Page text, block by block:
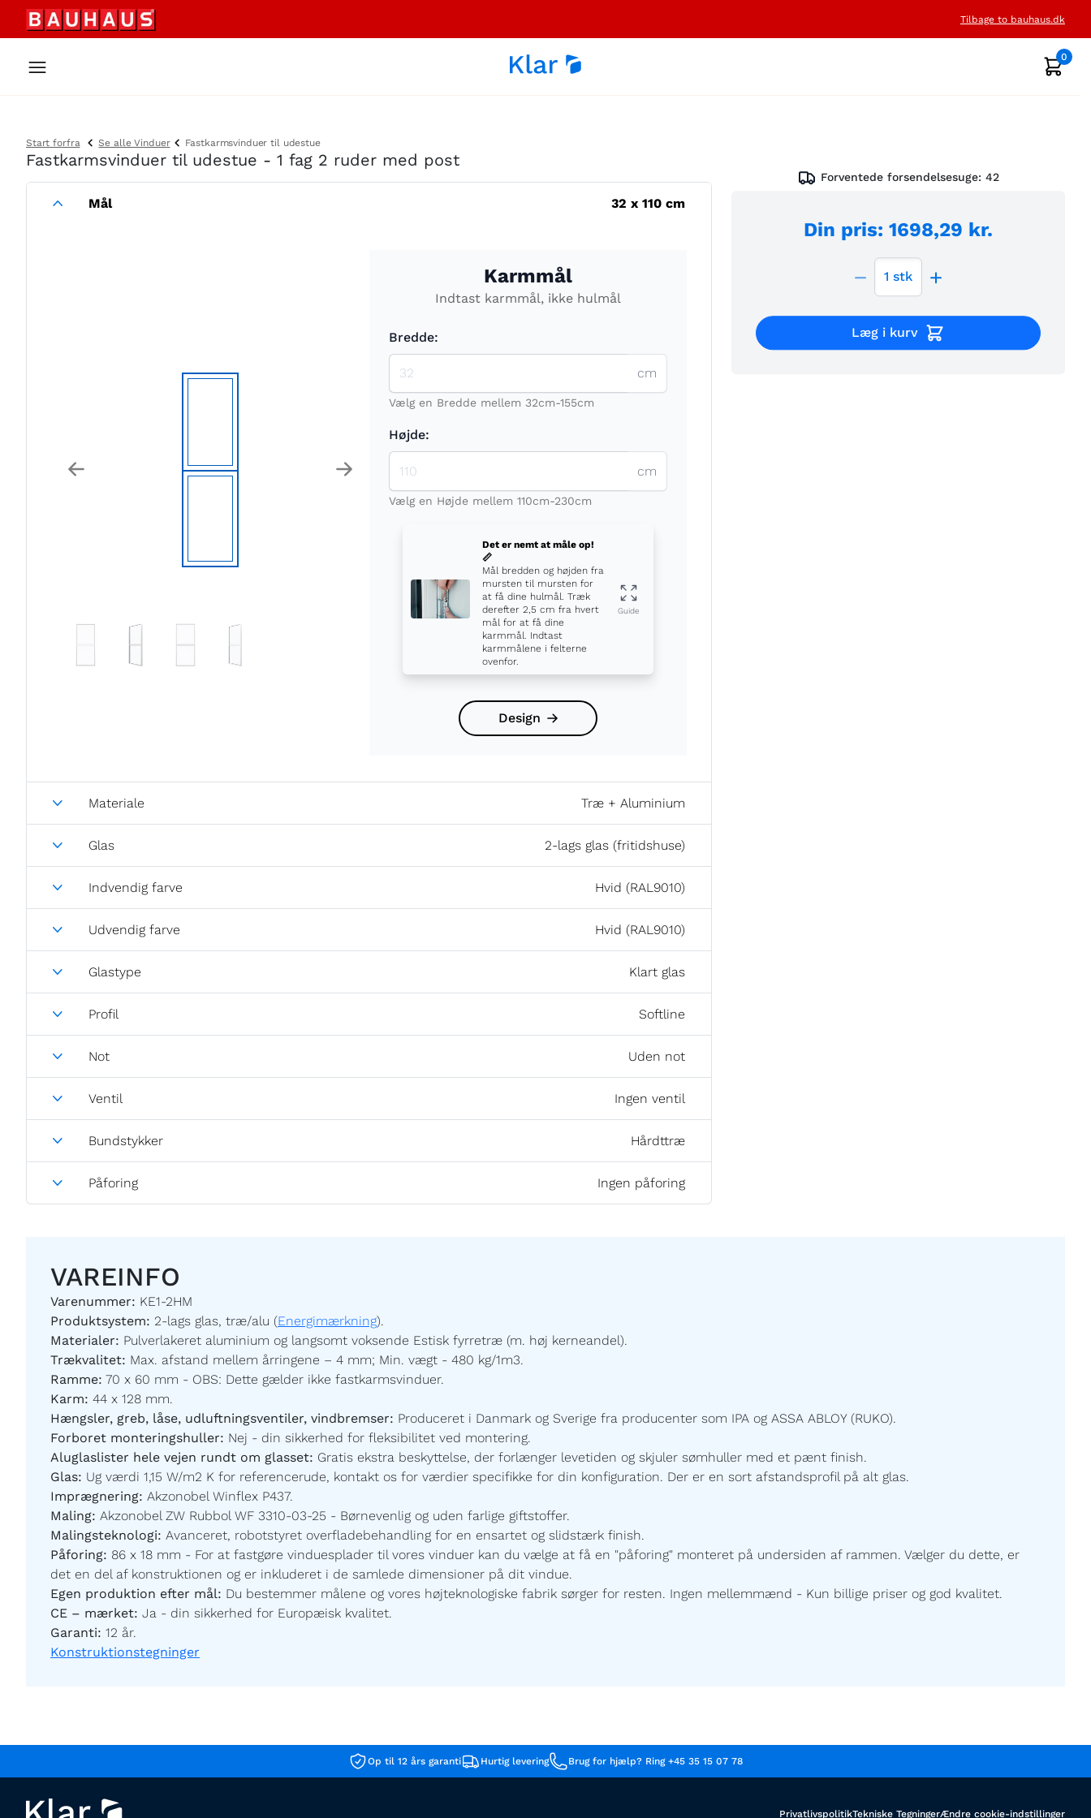
Tilbage to bauhaus.dk
0
Start forfra Se alle Vinduer Fastkarmsvinduer til udestue
Fastkarmsvinduer til udestue - 1 fag 2 ruder med post
Mål 32 x110 cm
Previous Next
Karmmål
Indtast karmmål, ikke hulmål
Bredde:
cm
Vælg en Bredde mellem 32cm-155cm
Højde:
cm
Vælg en Højde mellem 110cm-230cm
Det er nemt at måle op!
📏
Mål bredden og højden fra
mursten til mursten for
at få dine hulmål. Træk
derefter 2,5 cm fra hvert
mål for at få dine
karmmål. Indtast
karmmålene i felterne
ovenfor.
Guide
Design
Materiale Træ + Aluminium
Glas 2-lags glas (fritidshuse)
Indvendig farve Hvid (RAL9010)
Udvendig farve Hvid (RAL9010)
Glastype Klart glas
Profil Softline
Not Uden not
Ventil Ingen ventil
Bundstykker Hårdttræ
Påforing Ingen påforing
Forventede forsendelsesuge: 42
Din pris: 1698,29 kr.
1 stk
Læg i kurv
VAREINFO
Varenummer: KE1-2HM
Produktsystem: 2-lags glas, træ/alu (Energimærkning).
Materialer: Pulverlakeret aluminium og langsomt voksende Estisk fyrretræ (m. høj kerneandel).
Trækvalitet: Max. afstand mellem årringene – 4 mm; Min. vægt - 480 kg/1m3.
Ramme: 70 x 60 mm - OBS: Dette gælder ikke fastkarmsvinduer.
Karm: 44 x 128 mm.
Hængsler, greb, låse, udluftningsventiler, vindbremser: Produceret i Danmark og Sverige fra producenter som IPA og ASSA ABLOY (RUKO).
Forboret monteringshuller: Nej - din sikkerhed for fleksibilitet ved montering.
Aluglaslister hele vejen rundt om glasset: Gratis ekstra beskyttelse, der forlænger levetiden og skjuler sømhuller med et pænt finish.
Glas: Ug værdi 1,15 W/m2 K for referencerude, kontakt os for værdier specifikke for din konfiguration. Der er en sort afstandsprofil på alt glas.
Imprægnering: Akzonobel Winflex P437.
Maling: Akzonobel ZW Rubbol WF 3310-03-25 - Børnevenlig og uden farlige giftstoffer.
Malingsteknologi: Avanceret, robotstyret overfladebehandling for en ensartet og slidstærk finish.
Påforing: 86 x 18 mm - For at fastgøre vinduesplader til vores vinduer kan du vælge at få en "påforing" monteret på undersiden af rammen. Vælger du dette, er
det en del af konstruktionen og er inkluderet i de samlede dimensioner på dit vindue.
Egen produktion efter mål: Du bestemmer målene og vores højteknologiske fabrik sørger for resten. Ingen mellemmænd - Kun billige priser og god kvalitet.
CE – mærket: Ja - din sikkerhed for Europæisk kvalitet.
Garanti: 12 år.
Konstruktionstegninger
Op til 12 års garanti Hurtig levering Brug for hjælp? Ring +45 35 15 07 78
PrivatlivspolitikTekniske TegningerÆndre cookie-indstillinger